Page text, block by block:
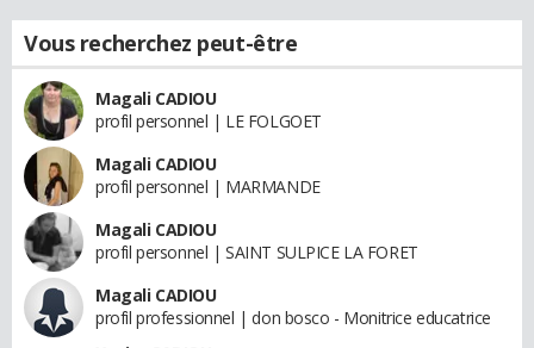
Vous recherchez peut-être
Magali CADIOU
profil personnel | LE FOLGOET
Magali CADIOU
profil personnel | MARMANDE
Magali CADIOU
profil personnel | SAINT SULPICE LA FORET
Magali CADIOU
profil professionnel | don bosco - Monitrice educatrice